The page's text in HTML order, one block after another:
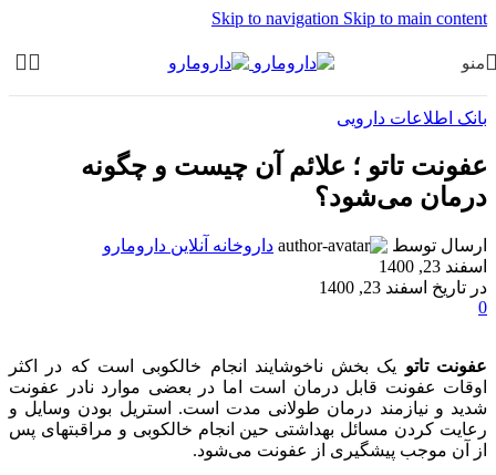
Skip to navigation Skip to main content
منو
بانک اطلاعات دارویی
عفونت تاتو ؛ علائم آن چیست و چگونه
درمان می‌شود؟
ارسال توسط
داروخانه آنلاین دارومارو
اسفند 23, 1400
در تاریخ اسفند 23, 1400
0
عفونت تاتو یک بخش ناخوشایند انجام خالکوبی است که در اکثر
اوقات عفونت قابل درمان است اما در بعضی موارد نادر عفونت
شدید و نیازمند درمان طولانی مدت است. استریل بودن وسایل و
رعایت کردن مسائل بهداشتی حین انجام خالکوبی و مراقبتهای پس
از آن موجب پیشگیری از عفونت می‌شود.